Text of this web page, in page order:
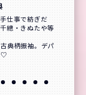
仕事で紡ぎだ
總・きぬたや等
典柄振袖。デパ
♡